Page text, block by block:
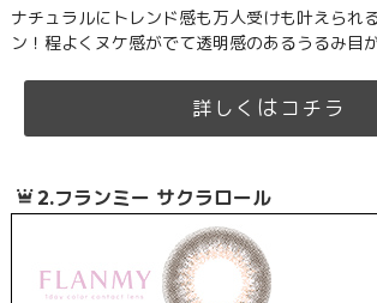
ナチュラルにトレンド感も万人受けも叶えられ
ン！程よくヌケ感がでて透明感のあるうるみ目
詳しく は コチラ
2.フランミー サクラロール